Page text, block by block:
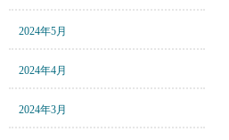
2024年5月
2024年4月
2024年3月